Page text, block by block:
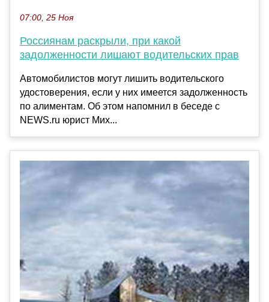
07:00, 25 Ноя
Россиянам раскрыли, при какой
задолженности лишают водительских прав
Автомобилистов могут лишить водительского
удостоверения, если у них имеется задолженность
по алиментам. Об этом напомнил в беседе с
NEWS.ru юрист Мих...